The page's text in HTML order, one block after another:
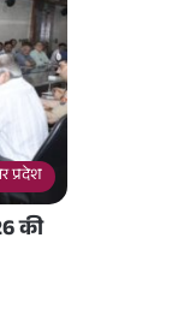
प्रदेश
की